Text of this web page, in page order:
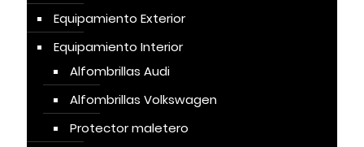
Equipamiento Exterior
Equipamiento Interior
Alfombrillas Audi
Alfombrillas Volkswagen
Protector maletero